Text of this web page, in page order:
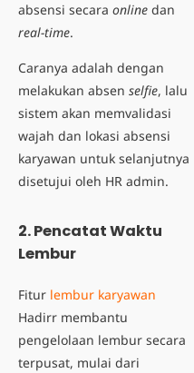
absensi secara online dan
real-time.
Caranya adalah dengan
melakukan absen selfie, lalu
sistem akan memvalidasi
wajah dan lokasi absensi
karyawan untuk selanjutnya
disetujui oleh HR admin.
2. Pencatat Waktu
Lembur
Fitur lembur karyawan
Hadirr membantu
pengelolaan lembur secara
terpusat, mulai dari